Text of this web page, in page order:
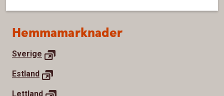
Hemmamarknader
Sverige
Estland
Lettland